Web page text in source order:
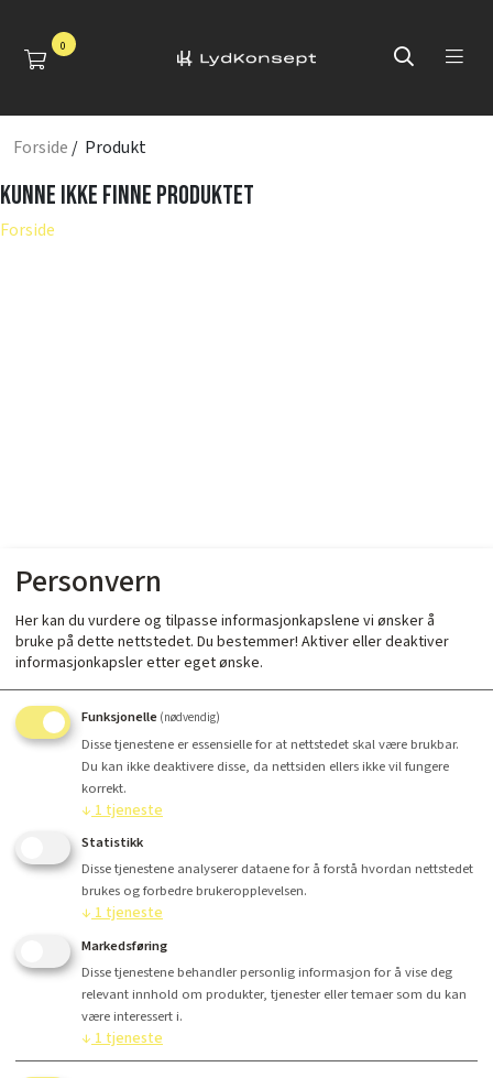
0
Forside / Produkt
Kunne ikke finne produktet
Forside
Personvern
Her kan du vurdere og tilpasse informasjonkapslene vi ønsker å
bruke på dette nettstedet. Du bestemmer! Aktiver eller deaktiver
informasjonkapsler etter eget ønske.
Funksjonelle (nødvendig)
Disse tjenestene er essensielle for at nettstedet skal være brukbar.
Du kan ikke deaktivere disse, da nettsiden ellers ikke vil fungere
korrekt.
↓ 1 tjeneste
Statistikk
Disse tjenestene analyserer dataene for å forstå hvordan nettstedet
brukes og forbedre brukeropplevelsen.
↓ 1tjeneste
Markedsføring
Disse tjenestene behandler personlig informasjon for å vise deg
relevant innhold om produkter, tjenester eller temaer som du kan
være interessert i.
↓ 1tjeneste